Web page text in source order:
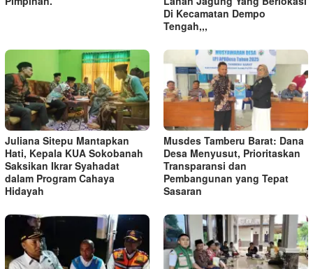
Di Kecamatan Dempo
Tengah,,,
Juliana Sitepu Mantapkan
Hati, Kepala KUA Sokobanah
Saksikan Ikrar Syahadat
dalam Program Cahaya
Hidayah
Musdes Tamberu Barat: Dana
Desa Menyusut, Prioritaskan
Transparansi dan
Pembangunan yang Tepat
Sasaran